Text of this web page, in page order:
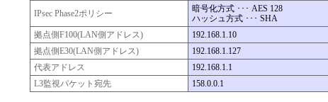
IPsec Phase2ポリシー
暗号化方式 ･･･ AES 128
ハッシュ方式 ･･･ SHA
拠点側F100(LAN側アドレス)
192.168.1.10
拠点側E30(LAN側アドレス)
192.168.1.127
代表アドレス
192.168.1.1
L3監視パケット宛先
158.0.0.1